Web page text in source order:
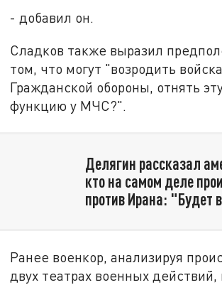
- добавил он.
Сладков также выразил
том, что могут "возродить войска
Гражданской обороны, отнять
функцию у МЧС?".
Делягин рассказал
кто на самом деле
против Ирана: "Будет
Ранее военкор, анализируя
двух театрах военных действий,